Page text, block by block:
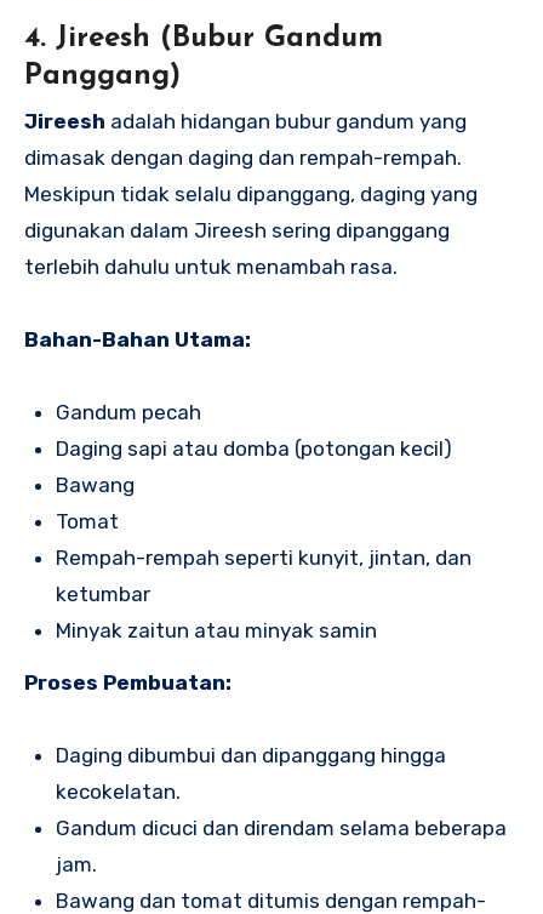
4. Jireesh (Bubur Gandum
Panggang)
Jireesh adalah hidangan bubur gandum yang
dimasak dengan daging dan rempah-rempah.
Meskipun tidak selalu dipanggang, daging yang
digunakan dalam Jireesh sering dipanggang
terlebih dahulu untuk menambah rasa.
Bahan-Bahan Utama:
Gandum pecah
Daging sapi atau domba (potongan kecil)
Bawang
Tomat
Rempah-rempah seperti kunyit, jintan, dan
ketumbar
Minyak zaitun atau minyak samin
Proses Pembuatan:
Daging dibumbui dan dipanggang hingga
kecokelatan.
Gandum dicuci dan direndam selama beberapa
jam.
Bawang dan tomat ditumis dengan rempah-